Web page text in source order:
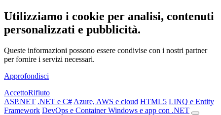
Utilizziamo i cookie per analisi, contenuti
personalizzati e pubblicità.
Queste informazioni possono essere condivise con i nostri partner
per fornire i servizi necessari.
Approfondisci
AccettoRifiuto
ASP.NET .NET e C# Azure, AWS e cloud HTML5 LINQ e Entity
Framework DevOps e ContainerWindows e app con .NET